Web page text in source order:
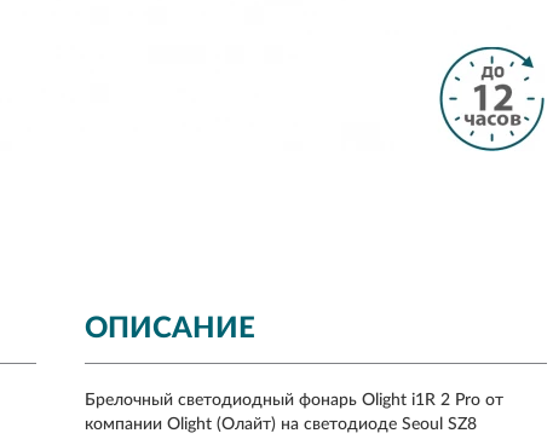
ОПИСАНИЕ
Брелочный светодиодный фонарь Olight i1R 2 Pro от
компании Olight (Олайт) на светодиоде Seoul SZ8